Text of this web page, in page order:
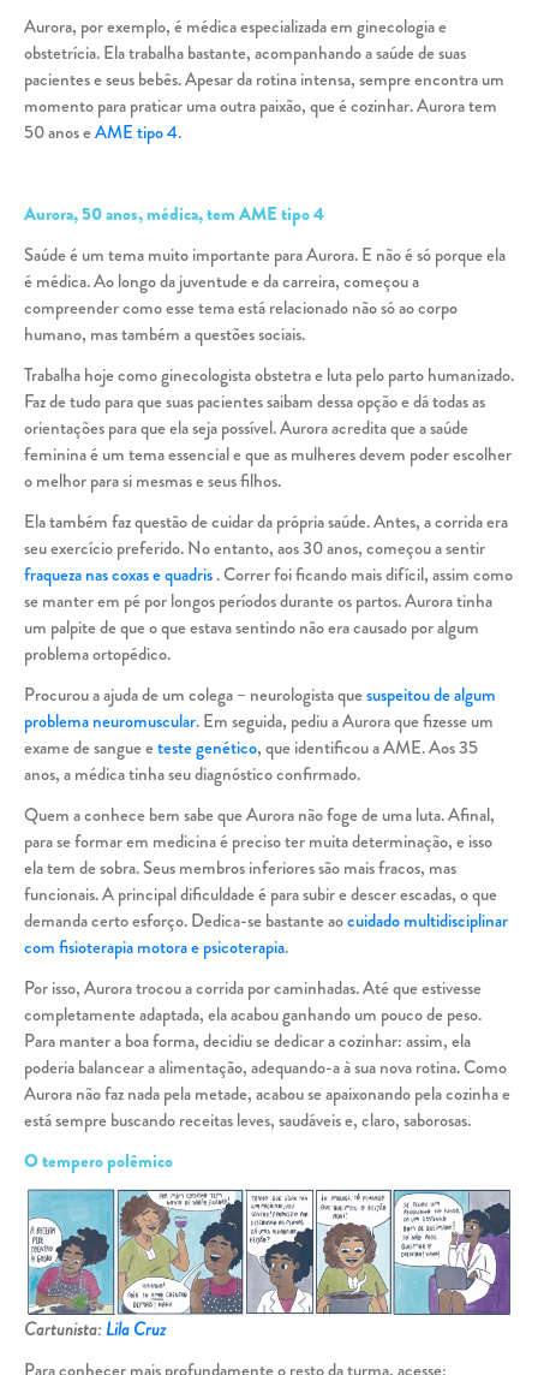
Aurora, por exemplo, é médica especializada em ginecologia e
obstetrícia. Ela trabalha bastante, acompanhando a saúde de suas
pacientes e seus bebês. Apesar da rotina intensa, sempre encontra um
momento para praticar uma outra paixão, que é cozinhar. Aurora tem
50 anos eAME tipo 4.
Aurora, 50 anos, médica, tem AME tipo 4
Saúde é um tema muito importante para Aurora. E não é só porque ela
é médica. Ao longo da juventude e da carreira, começou a
compreender como esse tema está relacionado não só ao corpo
humano, mas também a questões sociais.
Trabalha hoje como ginecologista obstetra e luta pelo parto humanizado.
Faz de tudo para que suas pacientes saibam dessa opção e dá todas as
orientações para que ela seja possível. Aurora acredita que a saúde
feminina é um tema essencial e que as mulheres devem poder escolher
o melhor para si mesmas e seus filhos.
Ela também faz questão de cuidar da própria saúde. Antes, a corrida era
seu exercício preferido. No entanto, aos 30 anos, começou a sentir
fraqueza nas coxas e quadris. Correr foi ficando mais difícil, assim como
se manter em pé por longos períodos durante os partos. Aurora tinha
um palpite de que o que estava sentindo não era causado por algum
problema ortopédico.
Procurou a ajuda de um colega – neurologista quesuspeitou de algum
problema neuromuscular. Em seguida, pediu a Aurora que fizesse um
exame de sangue eteste genético, que identificou a AME. Aos 35
anos, a médica tinha seu diagnóstico confirmado.
Quem a conhece bem sabe que Aurora não foge de uma luta. Afinal,
para se formar em medicina é preciso ter muita determinação, e isso
ela tem de sobra. Seus membros inferiores são mais fracos, mas
funcionais. A principal dificuldade é para subir e descer escadas, o que
demanda certo esforço. Dedica-se bastante aocuidado multidisciplinar
com fisioterapia motora e psicoterapia.
Por isso, Aurora trocou a corrida por caminhadas. Até que estivesse
completamente adaptada, ela acabou ganhando um pouco de peso.
Para manter a boa forma, decidiu se dedicar a cozinhar: assim, ela
poderia balancear a alimentação, adequando-a à sua nova rotina. Como
Aurora não faz nada pela metade, acabou se apaixonando pela cozinha e
está sempre buscando receitas leves, saudáveis e, claro, saborosas.
O tempero polêmico
Cartunista:Lila Cruz